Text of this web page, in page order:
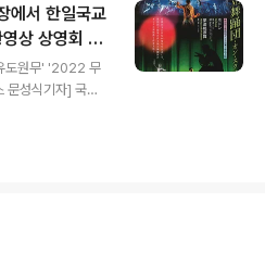
아트센터(사장 김
는 공연 '예술즐겨
'는 경기도극단, 경
필하모닉오케스
술단의 우수 공연
서 상연하는 사업
에서 한일국교
상 상영회 개
도원무' '2022 무
문성식기자] 국립
단체 국립무용단
따른 상호 교류
본 신국립극장